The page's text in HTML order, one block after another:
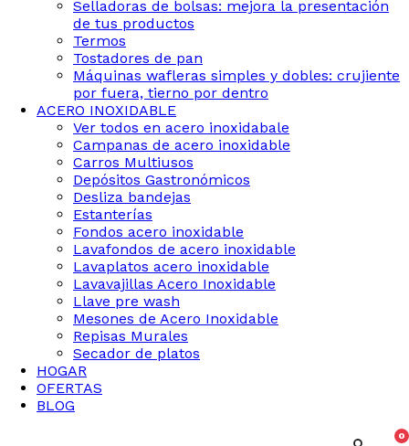
Selladoras de bolsas: mejora la presentación
de tus productos
Termos
Tostadores de pan
Máquinas wafleras simples y dobles: crujiente
por fuera, tierno por dentro
ACERO INOXIDABLE
Ver todos en acero inoxidabale
Campanas de acero inoxidable
Carros Multiusos
Depósitos Gastronómicos
Desliza bandejas
Estanterías
Fondos acero inoxidable
Lavafondos de acero inoxidable
Lavaplatos acero inoxidable
Lavavajillas Acero Inoxidable
Llave pre wash
Mesones de Acero Inoxidable
Repisas Murales
Secador de platos
HOGAR
OFERTAS
BLOG
0